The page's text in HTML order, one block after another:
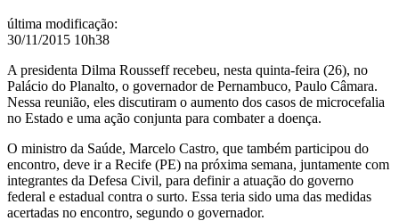
última modificação:
30/11/2015 10h38
A presidenta Dilma Rousseff recebeu, nesta quinta-feira (26), no
Palácio do Planalto, o governador de Pernambuco, Paulo Câmara.
Nessa reunião, eles discutiram o aumento dos casos de microcefalia
no Estado e uma ação conjunta para combater a doença.
O ministro da Saúde, Marcelo Castro, que também participou do
encontro, deve ir a Recife (PE) na próxima semana, juntamente com
integrantes da Defesa Civil, para definir a atuação do governo
federal e estadual contra o surto. Essa teria sido uma das medidas
acertadas no encontro, segundo o governador.